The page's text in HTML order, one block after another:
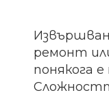
ремонт
понякога